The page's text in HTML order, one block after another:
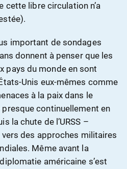
cette libre circulation n’a
important de sondages
donnent à penser que les
pays du monde en sont
Unis eux-mêmes comme
à la paix dans le
continuellement en
la chute de l’URSS –
des approches militaires
Même avant la
américaine s’est